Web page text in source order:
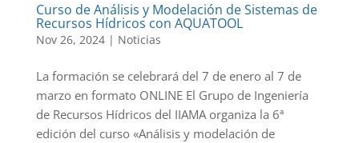
Curso de Análisis y Modelación de Sistemas de
Recursos Hídricos con AQUATOOL
Nov 26, 2024| Noticias
La formación se celebrará del 7 de enero al 7 de
marzo en formato ONLINE El Grupo de Ingeniería
de Recursos Hídricos del IIAMA organiza la 6ª
edición del curso «Análisis y modelación de